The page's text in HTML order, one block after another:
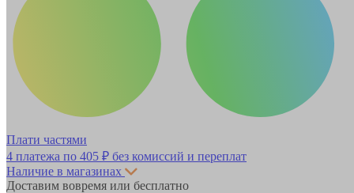
Плати частями
4 платежа по 405 ₽ без комиссий и переплат
Наличие в магазинах
Доставим вовремя или бесплатно